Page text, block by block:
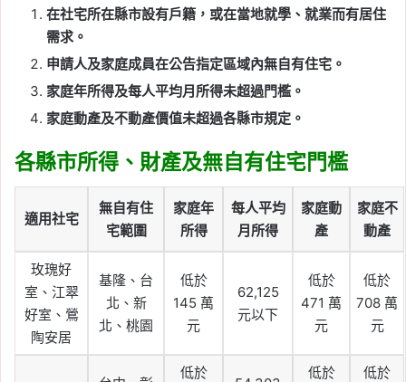
在社宅所在縣市設有戶籍，或在當地就學、就業而有居住
需求。
申請人及家庭成員在公告指定區域內無自有住宅。
家庭年所得及每人平均月所得未超過門檻。
家庭動產及不動產價值未超過各縣市規定。
各縣市所得、財產及無自有住宅門檻
適用社宅
無自有住
宅範圍
家庭年
所得
每人平均
月所得
家庭動
產
家庭不
動產
玫瑰好
室、江翠
好室、鶯
陶安居
基隆、台
北、新
北、桃園
低於
145 萬
元
62,125
元以下
低於
471 萬
元
低於
708 萬
元
低於 低於 低於